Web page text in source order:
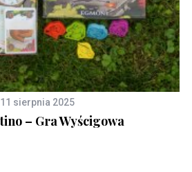
11 sierpnia 2025
– Gra Wyścigowa